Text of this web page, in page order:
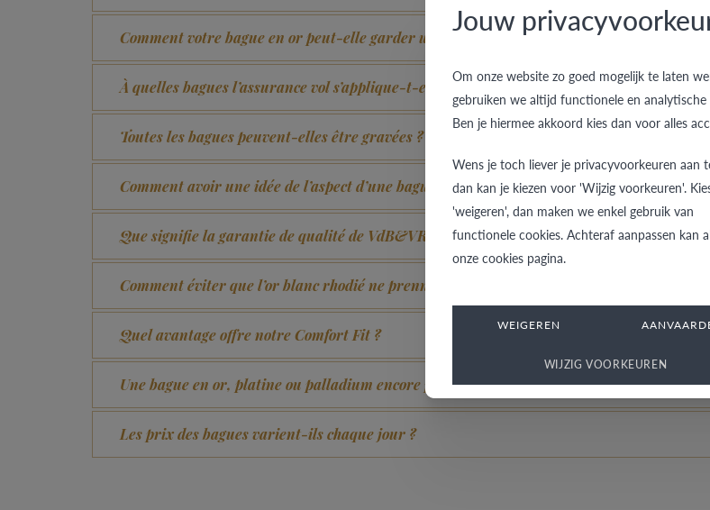
Comment votre bague en or peut-elle garder un aspect neuf ?
À quelles bagues l’assurance vol s’applique-t-elle ?
Toutes les bagues peuvent-elles être gravées ?
Comment avoir une idée de l’aspect d’une bague dans une autre couleur ou largeur ?
Que signifie la garantie de qualité de VdB&VR ?
Comment éviter que l’or blanc rhodié ne prenne une couleur champagne ?
Quel avantage offre notre Comfort Fit ?
Une bague en or, platine ou palladium encore plus brillante, c’est possible ?
Les prix des bagues varient-ils chaque jour ?
Jouw
Om onze website zo goed mogelijk te laten
gebruiken we altijd functionele en analytische
Ben je hiermee akkoord kies dan voor alles
Wens je toch liever je privacyvoorkeuren aan
dan kan je kiezen voor 'Wijzig voorkeuren'.
'weigeren', dan maken we enkel gebruik van
functionele cookies. Achteraf aanpassen kan
onze cookies pagina.
WEIGEREN
WIJZIG VOORKEUREN